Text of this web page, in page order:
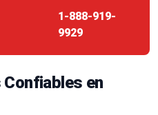
1-888-919-
9929
en